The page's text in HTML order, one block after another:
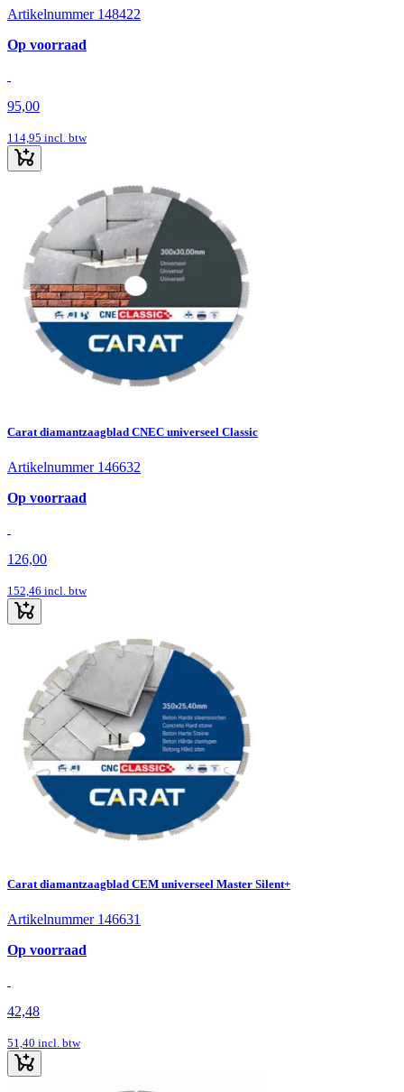
Artikelnummer 148422
Op voorraad
95,00
114,95 incl. btw
Carat diamantzaagblad CNEC universeel Classic
Artikelnummer 146632
Op voorraad
126,00
152,46 incl. btw
Carat diamantzaagblad CEM universeel Master Silent+
Artikelnummer 146631
Op voorraad
42,48
51,40 incl. btw